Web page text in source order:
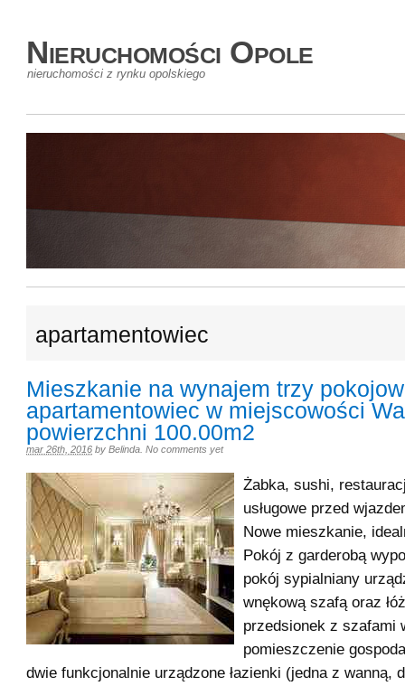
Nieruchomości Opole
nieruchomości z rynku opolskiego
apartamentowiec
Mieszkanie na wynajem trzy
apartamentowiec w miejscowości
powierzchni 100.00m2
mar 26th, 2016 by Belinda No comments yet
Żabka, sushi,
usługowe przed
Nowe mieszkanie,
Pokój z garderobą
pokój sypialniany
wnękową szafą oraz
przedsionek z szafami
pomieszczenie
dwie funkcjonalnie urządzone łazienki (jedna z wanną,